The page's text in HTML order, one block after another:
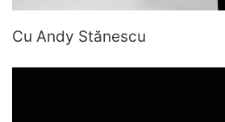
Cu Andy Stănescu